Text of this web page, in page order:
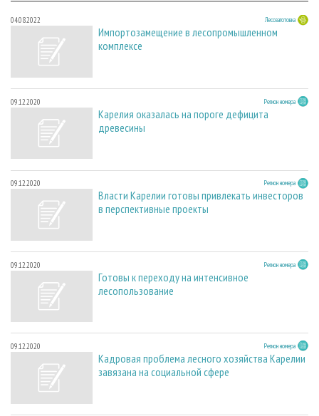
04.08.2022 Лесозаготовка
Импортозамещение в лесопромышленном
комплексе
09.12.2020 Регион номера
Карелия оказалась на пороге дефицита
древесины
09.12.2020 Регион номера
Власти Карелии готовы привлекать инвесторов
в перспективные проекты
09.12.2020 Регион номера
Готовы к переходу на интенсивное
лесопользование
09.12.2020 Регион номера
Кадровая проблема лесного хозяйства Карелии
завязана на социальной сфере